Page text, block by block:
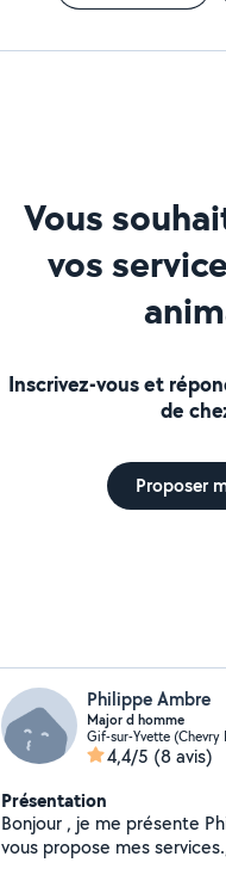
Vous
vos
Inscrivez-vous et
de
Proposer
Philippe Ambre
Major d homme
Gif-sur-Yvette (Chevry
4,4/5 (8 avis)
Présentation
Bonjour , je me présente
vous propose mes